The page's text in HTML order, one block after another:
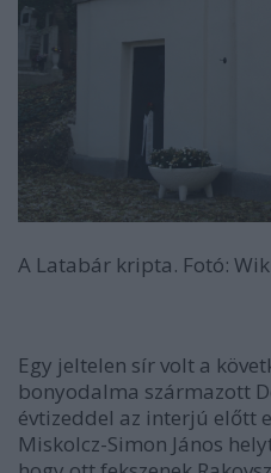
A Latabár kripta. Fotó:
Egy jeltelen sír volt a
bonyodalma származott
évtizeddel az interjú előtt
Miskolcz-Simon János